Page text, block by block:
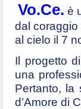
Vo.Ce. è
dal coraggio
al cielo il 7
Il progetto
una
Pertanto, la
d’Amore di